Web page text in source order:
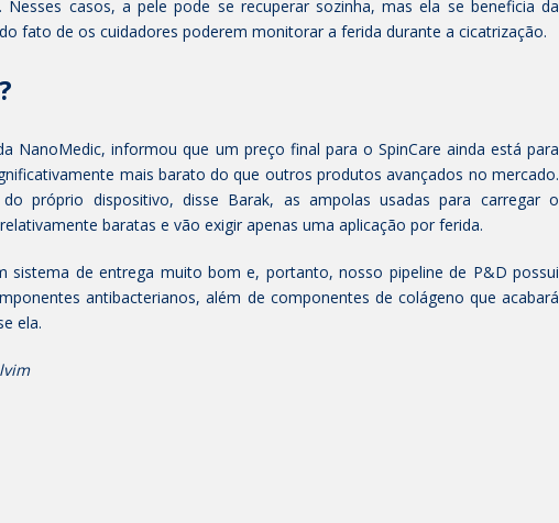
Nesses casos, a pele pode se recuperar sozinha, mas ela se beneficia da
fato de os cuidadores poderem monitorar a ferida durante a cicatrização.
NanoMedic, informou que um preço final para o SpinCare ainda está para
mais barato do que outros produtos avançados no mercado.
próprio dispositivo, disse Barak, as ampolas usadas para carregar o
baratas e vão exigir apenas uma aplicação por ferida.
sistema de entrega muito bom e, portanto, nosso pipeline de P&D possui
antibacterianos, além de componentes de colágeno que acabará
ela.